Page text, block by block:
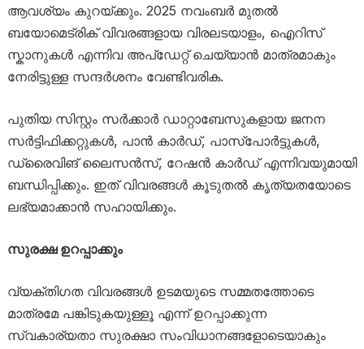
ആവശ്യം കുറയ്ക്കും. 2025 നവംബർ മുതൽ
ബയോമെട്രിക് വിവരങ്ങളായ വിരലടയാളം, ഐറിസ്
സ്കാനുകൾ എന്നിവ അപ്ഡേറ്റ് ചെയ്യാൻ മാത്രമാകും
നേരിട്ടുള്ള സന്ദർശനം വേണ്ടിവരിക.
പുതിയ സിസ്റ്റം സർക്കാർ ഡാറ്റാബേസുകളായ ജനന
സർട്ടിഫിക്കറ്റുകൾ, പാൻ കാർഡ്, പാസ്പോർട്ടുകൾ,
ഡ്രൈവിങ് ലൈസൻസ്, റേഷൻ കാർഡ് എന്നിവയുമായി
ബന്ധിപ്പിക്കും. ഇത് വിവരങ്ങൾ കൂടുതൽ കൃത്യതയോടെ
ലഭ്യമാക്കാൻ സഹായിക്കും.
സുരക്ഷ ഉറപ്പാക്കും
വ്യക്തിഗത വിവരങ്ങൾ ഉടമയുടെ സമ്മതത്തോടെ
മാത്രമേ പങ്കിടുകയുള്ളൂ എന്ന് ഉറപ്പാക്കുന്ന
സ്വകാര്യതാ സുരക്ഷാ സംവിധാനങ്ങളോടെയാകും